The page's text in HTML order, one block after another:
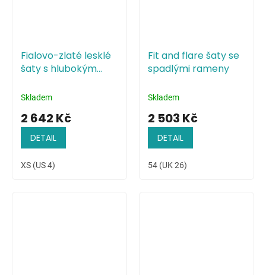
Fialovo-zlaté lesklé
šaty s hlubokým
zády
Skladem
2 642 Kč
DETAIL
XS (US 4)
Fit and flare šaty se
spadlými rameny
Skladem
2 503 Kč
DETAIL
54 (UK 26)